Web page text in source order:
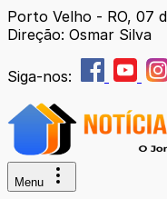
Porto Velho - RO, 07
Direção: Osmar Silva
Siga-nos:
Menu